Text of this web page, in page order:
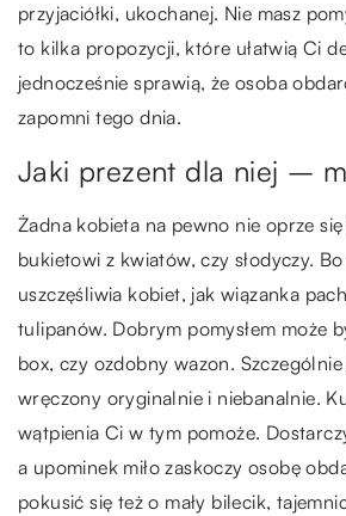
przyjaciółki, ukochanej. Nie masz
to kilka propozycji, które ułatwią Ci
jednocześnie sprawią, że osoba
zapomni tego dnia.
Jaki prezent dla niej –
Żadna kobieta na pewno nie oprze
bukietowi z kwiatów, czy słodyczy.
uszczęśliwia kobiet, jak wiązanka
tulipanów. Dobrym pomysłem może
box, czy ozdobny wazon.
wręczony oryginalnie i niebanalnie.
wątpienia Ci w tym pomoże.
a upominek miło zaskoczy osobę
pokusić się też o mały bilecik,